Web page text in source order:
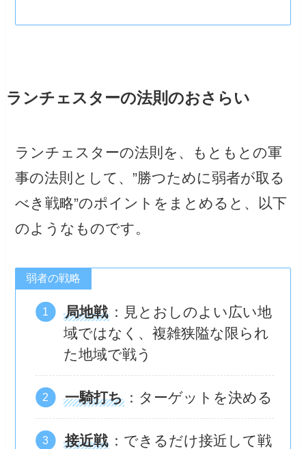
ランチェスターの法則のおさらい
ランチェスターの法則を、もともとの軍
事の法則として、”勝つために弱者が取る
べき戦略”のポイントをまとめると、以下
のようなものです。
弱者の戦略
局地戦 ：見とおしのよい広い地
域ではなく、複雑狭隘な限られ
た地域で戦う
一騎打ち ：ターゲットを決める
接近戦 ：できるだけ接近して戦